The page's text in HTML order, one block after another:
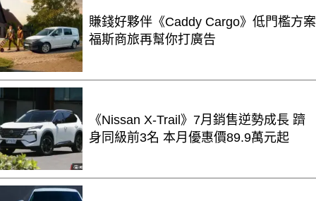
賺錢好夥伴《Caddy Cargo》低門檻方案
福斯商旅再幫你打廣告
《Nissan X-Trail》7月銷售逆勢成長 躋
身同級前3名 本月優惠價89.9萬元起